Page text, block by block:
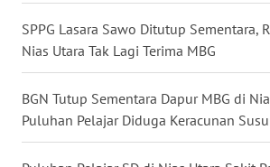
SPPG Lasara Sawo Ditutup Sementara,
Nias Utara Tak Lagi Terima MBG
BGN Tutup Sementara Dapur MBG di
Puluhan Pelajar Diduga Keracunan Susu
BALI
WN
KALBAR
WN
KALTENG